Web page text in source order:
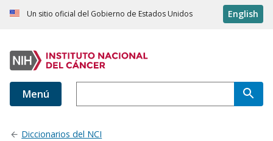
Un sitio oficial del Gobierno de Estados Unidos English
Menú
Diccionarios del NCI